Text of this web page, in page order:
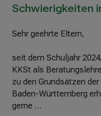
Schwierigkeiten
Sehr geehrte Eltern,
seit dem Schuljahr
KKSt als
zu den Grundsätzen
Baden-Württemberg
gerne …